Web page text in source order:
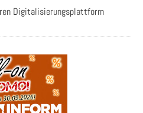
Digitalisierungsplattform